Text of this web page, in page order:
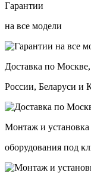
Гарантии
на все модели
Доставка по Москве,
России, Беларуси и
Монтаж и установка
оборудования под